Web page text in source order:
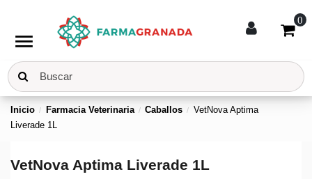
menu
0
Inicio Farmacia Veterinaria Caballos
VetNova Aptima
Liverade 1L
VetNova Aptima Liverade 1L